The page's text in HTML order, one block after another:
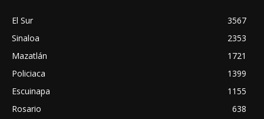
El Sur
3567
Sinaloa
2353
Mazatlán
1721
Policiaca
1399
Escuinapa
1155
Rosario
638